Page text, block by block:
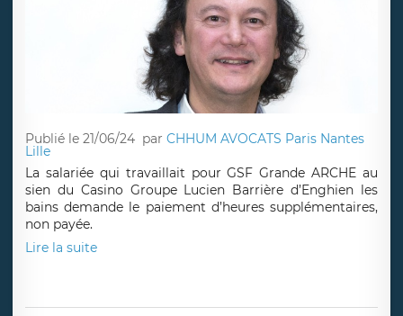
Publié le 21/06/24 parCHHUM AVOCATS Paris Nantes
Lille
La salariée qui travaillait pour GSF Grande ARCHE au
sien du Casino Groupe Lucien Barrière d’Enghien les
bains demande le paiement d’heures supplémentaires,
non payée.
Lire la suite